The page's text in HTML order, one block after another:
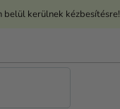
kerülnek kézbesítésre!